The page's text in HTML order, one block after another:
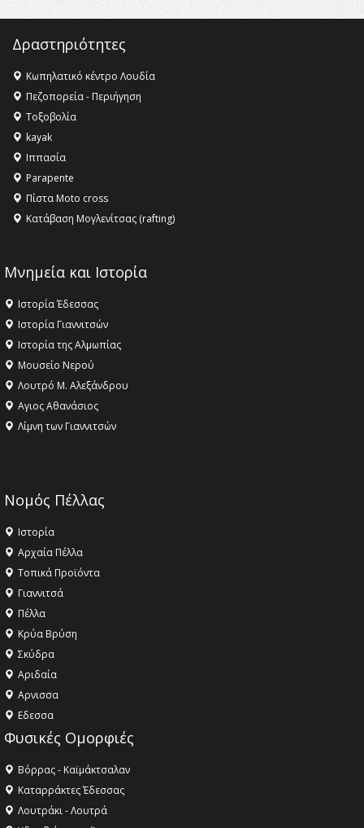
16:35 -Το πρόγραμμα του ΠΑΟΚ στον δεύτερο γύρο του
16:27 - Όλυμπος: Εντάχθηκε στον Κατάλογο Παγκόσμιας
Κληρονομιάς της UNESCO – Ομόφωνη η απόφαση Ο
Όλυμπος αναγνωρίστηκε ως φυσικό και πολιτιστικό
αγαθό εξέχουσας οικουμενικής αξίας για την
ανθρωπότητα
16:18 -
ΣΤΗΝ ΕΔΕΣΣΑ
Δραστηριότητες
Κωπηλατικό κέντρο Λουδία
Πεζοπορεία - Περιήγηση
Τοξοβολία
kayak
Ιππασία
Parapente
Πίστα Moto cross
Κατάβαση Μογλενίτσας (rafting)
Μνημεία και Ιστορία
Ιστορία Έδεσσας
Ιστορία Γιαννιτσών
Ιστορία της Αλμωπίας
Μουσείο Νερού
Λουτρό Μ. Αλεξάνδρου
Αγιος Αθανάσιος
Λίμνη των Γιαννιτσών
Νομός Πέλλας
Ιστορία
Αρχαία Πέλλα
Τοπικά Προϊόντα
Γιαννιτσά
Πέλλα
Κρύα Βρύση
Σκύδρα
Αριδαία
Aρνισσα
Eδεσσα
Φυσικές Ομορφιές
Βόρρας - Καϊμάκτσαλαν
Καταρράκτες Έδεσσας
Λουτράκι - Λουτρά